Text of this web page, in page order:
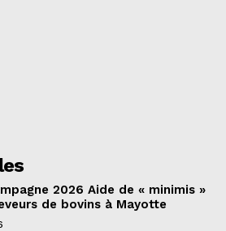
2026 Aide de « minimis »
de bovins à Mayotte